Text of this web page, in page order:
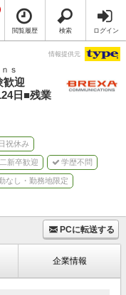
閲覧履歴 検索 ログイン
情報提供元
ｓ
歓迎
日■残業
祝休み
新卒歓迎 学歴不問
なし・勤務地限定
PCに転送する
企業情報